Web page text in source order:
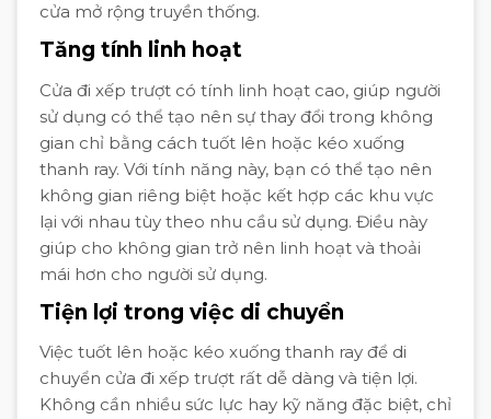
cửa mở rộng truyền thống.
Tăng tính linh hoạt
Cửa đi xếp trượt có tính linh hoạt cao, giúp người
sử dụng có thể tạo nên sự thay đổi trong không
gian chỉ bằng cách tuốt lên hoặc kéo xuống
thanh ray. Với tính năng này, bạn có thể tạo nên
không gian riêng biệt hoặc kết hợp các khu vực
lại với nhau tùy theo nhu cầu sử dụng. Điều này
giúp cho không gian trở nên linh hoạt và thoải
mái hơn cho người sử dụng.
Tiện lợi trong việc di chuyển
Việc tuốt lên hoặc kéo xuống thanh ray để di
chuyển cửa đi xếp trượt rất dễ dàng và tiện lợi.
Không cần nhiều sức lực hay kỹ năng đặc biệt, chỉ